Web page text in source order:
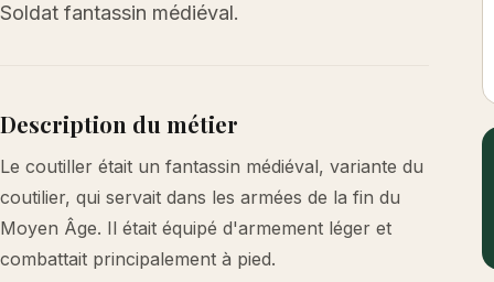
Soldat fantassin médiéval.
Description du métier
Le coutiller était un fantassin médiéval, variante du
coutilier, qui servait dans les armées de la fin du
Moyen Âge. Il était équipé d'armement léger et
combattait principalement à pied.